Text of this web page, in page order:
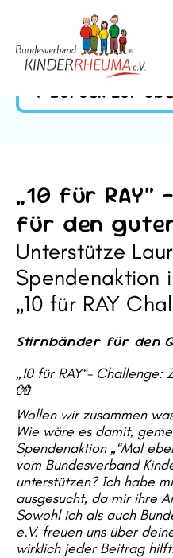
Zurück zur
„10 für
für den
Unterstütze
Spendenaktion
„10 für RAY
Stirnbänder für den
„10 für RAY“-
🧤
Wollen wir zusammen
Wie wäre es damit,
Spendenaktion „“Mal
vom Bundesverband
unterstützen? Ich habe
ausgesucht, da mir ihre
Sowohl ich als auch
e.V. freuen uns über
wirklich jeder Beitrag